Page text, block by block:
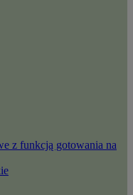
z funkcją gotowania na